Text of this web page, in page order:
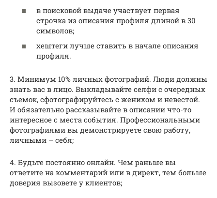
в поисковой выдаче участвует первая
строчка из описания профиля длиной в 30
символов;
хештеги лучше ставить в начале описания
профиля.
3. Минимум 10% личных фотографий. Люди должны
знать вас в лицо. Выкладывайте селфи с очередных
съемок, сфотографируйтесь с женихом и невестой.
И обязательно рассказывайте в описании что-то
интересное с места события. Профессиональными
фотографиями вы демонстрируете свою работу,
личными – себя;
4. Будьте постоянно онлайн. Чем раньше вы
ответите на комментарий или в директ, тем больше
доверия вызовете у клиентов;